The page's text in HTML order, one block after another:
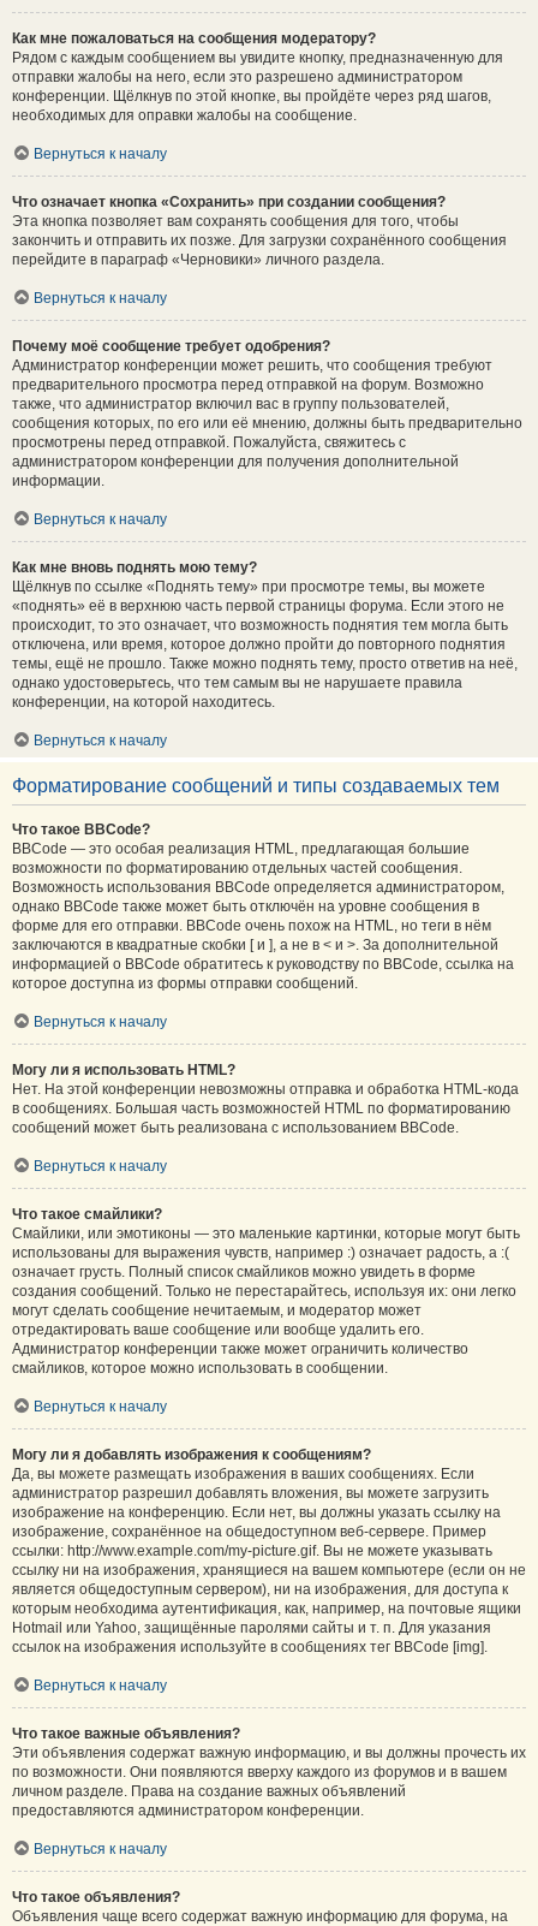
Как мне пожаловаться на сообщения модератору?
Рядом с каждым сообщением вы увидите кнопку, предназначенную для
отправки жалобы на него, если это разрешено администратором
конференции. Щёлкнув по этой кнопке, вы пройдёте через ряд шагов,
необходимых для оправки жалобы на сообщение.
Вернуться к началу
Что означает кнопка «Сохранить» при создании сообщения?
Эта кнопка позволяет вам сохранять сообщения для того, чтобы
закончить и отправить их позже. Для загрузки сохранённого сообщения
перейдите в параграф «Черновики» личного раздела.
Вернуться к началу
Почему моё сообщение требует одобрения?
Администратор конференции может решить, что сообщения требуют
предварительного просмотра перед отправкой на форум. Возможно
также, что администратор включил вас в группу пользователей,
сообщения которых, по его или её мнению, должны быть предварительно
просмотрены перед отправкой. Пожалуйста, свяжитесь с
администратором конференции для получения дополнительной
информации.
Вернуться к началу
Как мне вновь поднять мою тему?
Щёлкнув по ссылке «Поднять тему» при просмотре темы, вы можете
«поднять» её в верхнюю часть первой страницы форума. Если этого не
происходит, то это означает, что возможность поднятия тем могла быть
отключена, или время, которое должно пройти до повторного поднятия
темы, ещё не прошло. Также можно поднять тему, просто ответив на неё,
однако удостоверьтесь, что тем самым вы не нарушаете правила
конференции, на которой находитесь.
Вернуться к началу
Форматирование сообщений и типы создаваемых тем
Что такое BBCode?
BBCode — это особая реализация HTML, предлагающая большие
возможности по форматированию отдельных частей сообщения.
Возможность использования BBCode определяется администратором,
однако BBCode также может быть отключён на уровне сообщения в
форме для его отправки. BBCode очень похож на HTML, но теги в нём
заключаются в квадратные скобки [ и ], а не в < и >. За дополнительной
информацией о BBCode обратитесь к руководству по BBCode, ссылка на
которое доступна из формы отправки сообщений.
Вернуться к началу
Могу ли я использовать HTML?
Нет. На этой конференции невозможны отправка и обработка HTML-кода
в сообщениях. Большая часть возможностей HTML по форматированию
сообщений может быть реализована с использованием BBCode.
Вернуться к началу
Что такое смайлики?
Смайлики, или эмотиконы — это маленькие картинки, которые могут быть
использованы для выражения чувств, например :) означает радость, а :(
означает грусть. Полный список смайликов можно увидеть в форме
создания сообщений. Только не перестарайтесь, используя их: они легко
могут сделать сообщение нечитаемым, и модератор может
отредактировать ваше сообщение или вообще удалить его.
Администратор конференции также может ограничить количество
смайликов, которое можно использовать в сообщении.
Вернуться к началу
Могу ли я добавлять изображения к сообщениям?
Да, вы можете размещать изображения в ваших сообщениях. Если
администратор разрешил добавлять вложения, вы можете загрузить
изображение на конференцию. Если нет, вы должны указать ссылку на
изображение, сохранённое на общедоступном веб-сервере. Пример
ссылки: http://www.example.com/my-picture.gif. Вы не можете указывать
ссылку ни на изображения, хранящиеся на вашем компьютере (если он не
является общедоступным сервером), ни на изображения, для доступа к
которым необходима аутентификация, как, например, на почтовые ящики
Hotmail или Yahoo, защищённые паролями сайты и т. п. Для указания
ссылок на изображения используйте в сообщениях тег BBCode [img].
Вернуться к началу
Что такое важные объявления?
Эти объявления содержат важную информацию, и вы должны прочесть их
по возможности. Они появляются вверху каждого из форумов и в вашем
личном разделе. Права на создание важных объявлений
предоставляются администратором конференции.
Вернуться к началу
Что такое объявления?
Объявления чаще всего содержат важную информацию для форума, на